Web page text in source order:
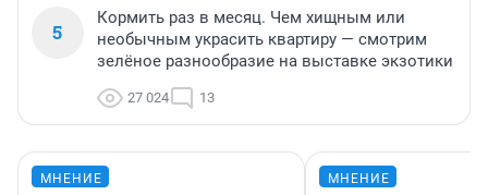
5
Кормить раз в месяц. Чем хищным или
необычным украсить квартиру — смотрим
зелёное разнообразие на выставке экзотики
27 024 13
МНЕНИЕ МНЕНИЕ